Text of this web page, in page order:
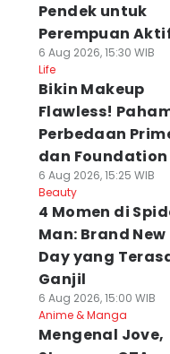
Pendek untuk
Perempuan
6 Aug 2026, 15:30 WIB
Life
Bikin Makeup
Flawless!
Perbedaan
dan Foundation
6 Aug 2026, 15:25 WIB
Beauty
4 Momen di
Man: Brand New
Day yang
Ganjil
6 Aug 2026, 15:00 WIB
Anime & Manga
Mengenal Jove,